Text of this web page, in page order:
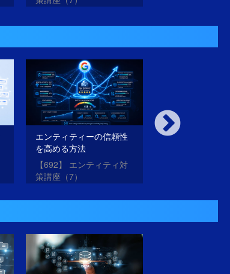
エンティティーの信頼性
を高める方法
【692】 エンティティ対
策講座（7）
内部対策も外部